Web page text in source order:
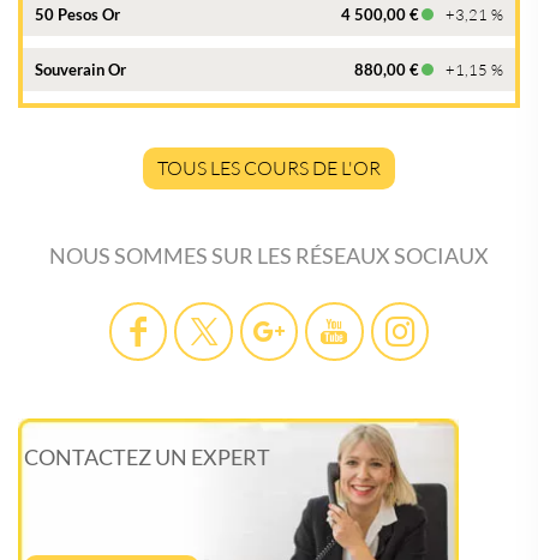
50 Pesos Or 4 500,00 € +3,21 %
Souverain Or 880,00 € +1,15 %
TOUS LES COURS DE L'OR
NOUS SOMMES SUR LES RÉSEAUX SOCIAUX
CONTACTEZ UN EXPERT